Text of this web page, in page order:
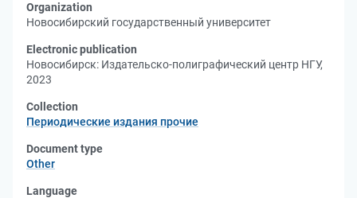
Organization
Новосибирский государственный университет
Electronic publication
Новосибирск: Издательско-полиграфический центр НГУ,
2023
Collection
Периодические издания прочие
Document type
Other
Language